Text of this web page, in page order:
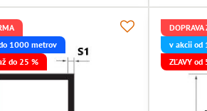
1000 metrov
do 25 %
v akcii od
ZĽAVY